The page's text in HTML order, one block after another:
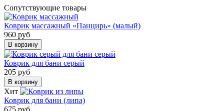
Cопутствующие товары
Коврик массажный «Панцирь» (малый)
960 руб
В корзину
Коврик для бани серый
205 руб
В корзину
Хит
Коврик для бани (липа)
675 руб